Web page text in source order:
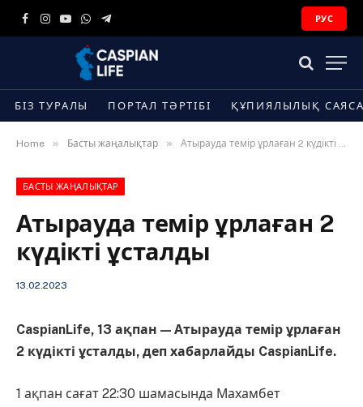
Facebook
Instagram
YouTube
WhatsApp
Telegram
РУС
БІЗ ТУРАЛЫ ПОРТАЛ ТӘРТІБІ ҚҰПИЯЛЫЛЫҚ
Home » Басты жаңалықтар » Атырауда темір ұрлаған 2 күдікті ұсталды
БАСТЫ ЖАҢАЛЫҚТАР
Атырауда темір ұрлаған 2
күдікті ұсталды
13.02.2023
CaspianLife, 13 ақпан — Атырауда темір ұрлаған
2 күдікті ұсталды, деп хабарлайды CaspianLife.
1 ақпан сағат 22:30 шамасында Махамбет